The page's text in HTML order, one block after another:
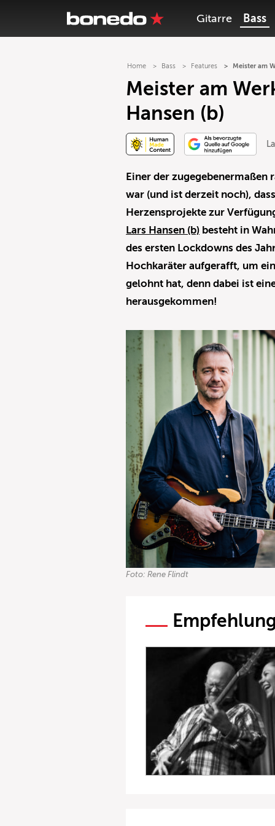
Gitarre Bass
Home Bass Features Meister am
Meister am
Hansen (b)
Einer der zugegebenermaßen
war (und ist derzeit noch),
Herzensprojekte zur
Lars Hansen (b) besteht in
des ersten Lockdowns des
Hochkaräter aufgerafft, um
gelohnt hat, denn dabei ist
herausgekommen!
Foto: Rene Flindt